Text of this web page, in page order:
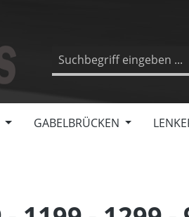
GABELBRÜCKEN